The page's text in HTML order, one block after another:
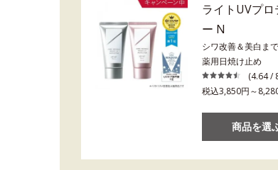
ライトUVプロ
ー N
シワ改善＆美白ま
薬用日焼け止め
(4.64 /
税込3,850円～
商品を選